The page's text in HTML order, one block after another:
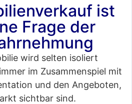
ist
Frage der
wird selten isoliert
im Zusammenspiel mit
und den Angeboten,
sichtbar sind.